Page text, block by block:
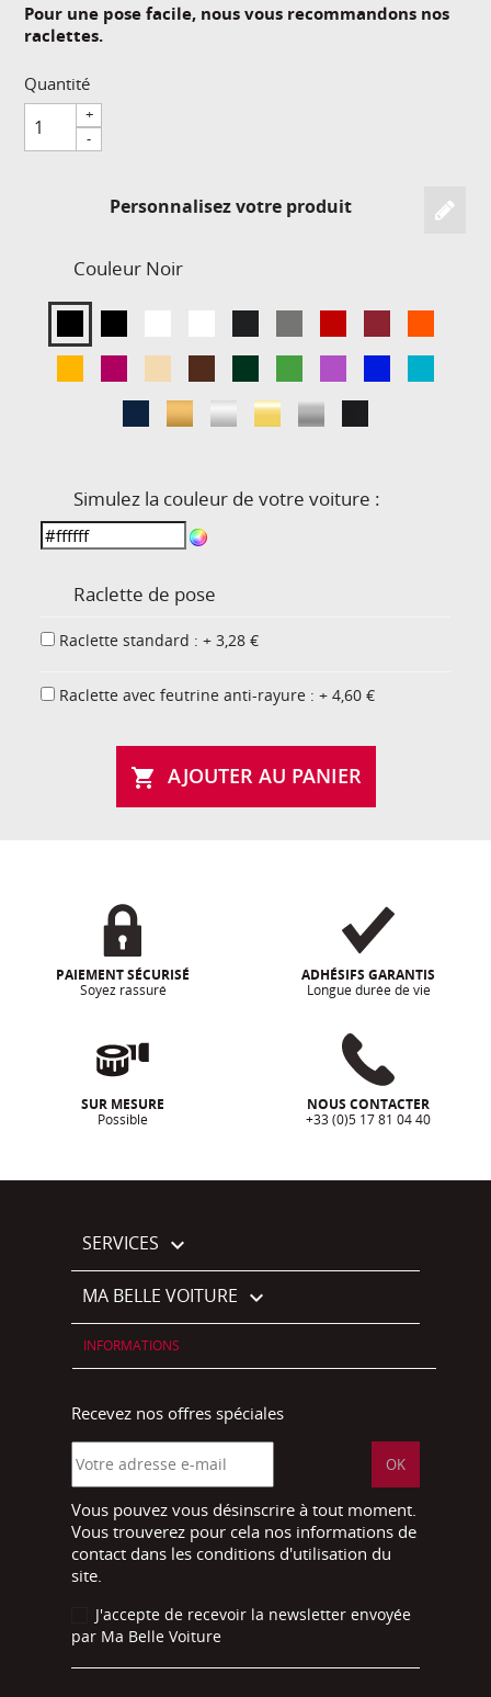
Pour une pose facile, nous vous recommandons nos
raclettes.
Quantité
+
-
Personnalisez votre produit
Couleur Noir
Simulez la couleur de votre voiture :
Raclette de pose
Raclette standard : + 3,28 €
Raclette avec feutrine anti-rayure : + 4,60 €
 AJOUTER AU PANIER
PAIEMENT SÉCURISÉ
Soyez rassuré
ADHÉSIFS GARANTIS
Longue durée de vie
SUR MESURE
Possible
NOUS CONTACTER
+33 (0)5 17 81 04 40
SERVICES 
MA BELLE VOITURE 
INFORMATIONS
Recevez nos offres spéciales
Vous pouvez vous désinscrire à tout moment.
Vous trouverez pour cela nos informations de
contact dans les conditions d'utilisation du
site.
J'accepte de recevoir la newsletter envoyée
par Ma Belle Voiture